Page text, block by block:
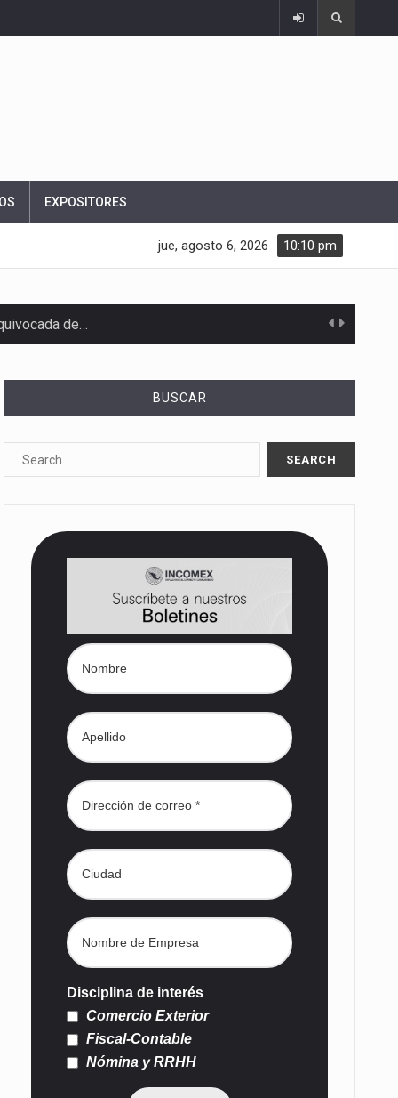
EXPOSITORES
10:10 pm
jue, agosto 6, 2026
de…
BUSCAR
Disciplina de interés
Comercio Exterior
Fiscal-Contable
Nómina y RRHH